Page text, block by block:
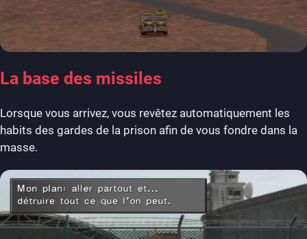
La base des missiles
Lorsque vous arrivez, vous revêtez automatiquement les
habits des gardes de la prison afin de vous fondre dans la
masse.